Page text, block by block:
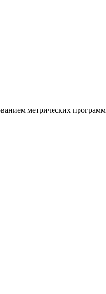
метрических программ